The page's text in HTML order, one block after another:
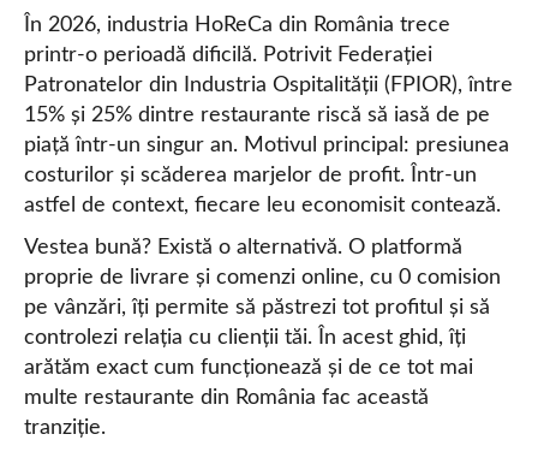
În 2026, industria HoReCa din România trece
printr-o perioadă dificilă. Potrivit Federației
Patronatelor din Industria Ospitalității (FPIOR), între
15% și 25% dintre restaurante riscă să iasă de pe
piață într-un singur an. Motivul principal: presiunea
costurilor și scăderea marjelor de profit. Într-un
astfel de context, fiecare leu economisit contează.
Vestea bună? Există o alternativă. O platformă
proprie de livrare și comenzi online, cu 0 comision
pe vânzări, îți permite să păstrezi tot profitul și să
controlezi relația cu clienții tăi. În acest ghid, îți
arătăm exact cum funcționează și de ce tot mai
multe restaurante din România fac această
tranziție.